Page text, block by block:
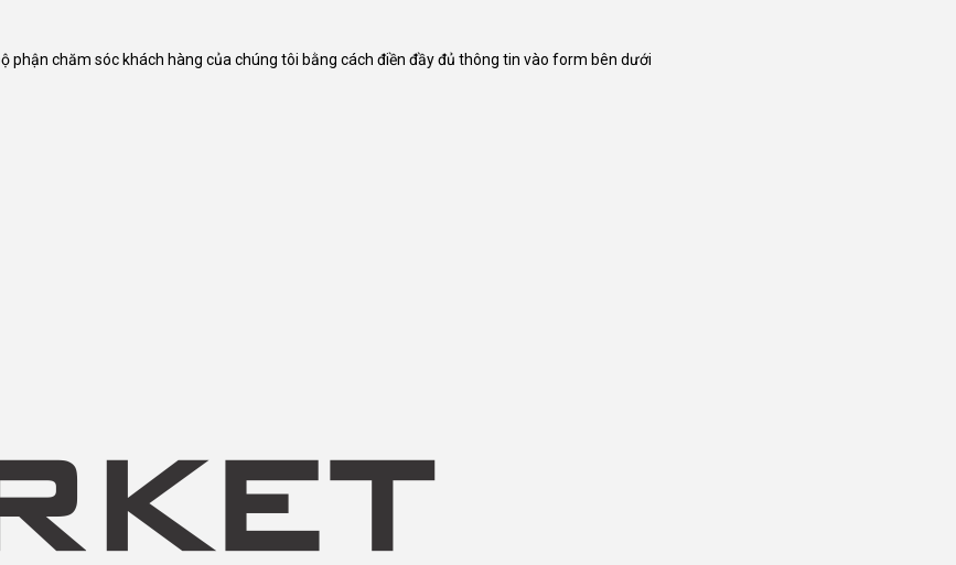
phận chăm sóc khách hàng của chúng tôi bằng cách điền đầy đủ thông tin vào form bên dưới